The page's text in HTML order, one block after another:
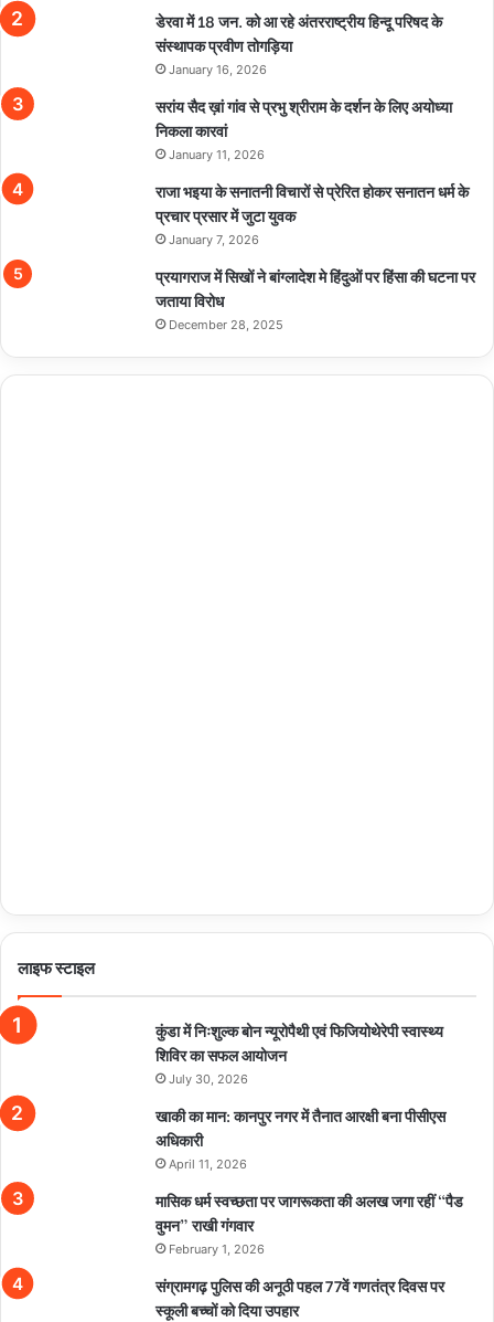
डेरवा में 18 जन. को आ रहे अंतरराष्ट्रीय हिन्दू परिषद के
संस्थापक प्रवीण तोगड़िया
January 16, 2026
सरांय सैद ख़ां गांव से प्रभु श्रीराम के दर्शन के लिए अयोध्या
निकला कारवां
January 11, 2026
राजा भइया के सनातनी विचारों से प्रेरित होकर सनातन धर्म के
प्रचार प्रसार में जुटा युवक
January 7, 2026
प्रयागराज में सिखों ने बांग्लादेश मे हिंदुओं पर हिंसा की घटना पर
जताया विरोध
December 28, 2025
लाइफ स्टाइल
कुंडा में निःशुल्क बोन न्यूरोपैथी एवं फिजियोथेरेपी स्वास्थ्य
शिविर का सफल आयोजन
July 30, 2026
खाकी का मान: कानपुर नगर में तैनात आरक्षी बना पीसीएस
अधिकारी
April 11, 2026
मासिक धर्म स्वच्छता पर जागरूकता की अलख जगा रहीं “पैड
वुमन” राखी गंगवार
February 1, 2026
संग्रामगढ़ पुलिस की अनूठी पहल 77वें गणतंत्र दिवस पर
स्कूली बच्चों को दिया उपहार